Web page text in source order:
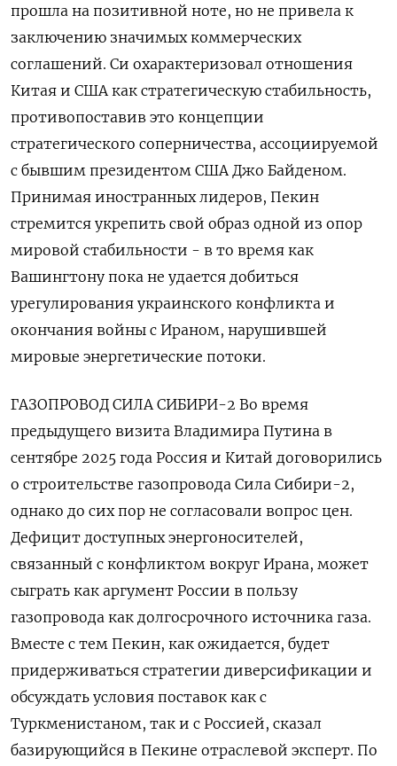
прошла на позитивной ноте, но не привела к ​
заключению значимых коммерческих
соглашений. Си охарактеризовал отношения
Китая и США как стратегическую стабильность,
противопоставив это концепции
стратегического соперничества, ассоциируемой
с бывшим президентом США ‌Джо Байденом.
Принимая иностранных лидеров, Пекин
стремится укрепить свой образ одной из опор
мировой стабильности - в то время как
Вашингтону пока не удается добиться
урегулирования украинского конфликта и
окончания войны с Ираном, нарушившей
мировые энергетические потоки.
ГАЗОПРОВОД СИЛА СИБИРИ-2 Во ​время
предыдущего визита Владимира Путина ​в
сентябре 2025 года Россия и ‌Китай договорились
о строительстве газопровода Сила Сибири-2,
однако до сих пор не согласовали вопрос цен.
Дефицит доступных энергоносителей,
связанный с конфликтом ​вокруг Ирана, может
сыграть как аргумент России в пользу
газопровода как долгосрочного источника газа.
Вместе с тем Пекин, как ожидается, будет
придерживаться стратегии диверсификации и
обсуждать условия поставок как с
Туркменистаном, так и с Россией, сказал
базирующийся в Пекине отраслевой эксперт. По